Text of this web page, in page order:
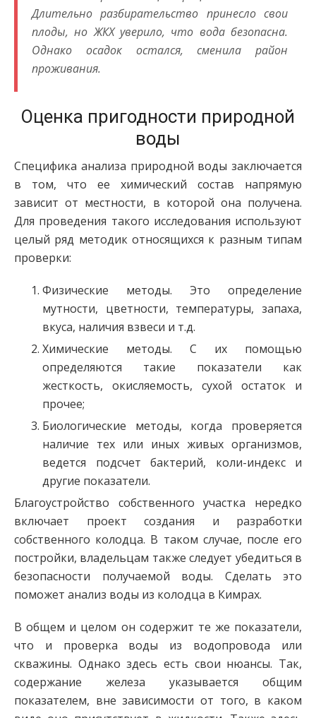
Длительно разбирательство принесло свои
плоды, но ЖКХ уверило, что вода безопасна.
Однако осадок остался, сменила район
проживания.
Оценка пригодности природной
воды
Специфика анализа природной воды заключается
в том, что ее химический состав напрямую
зависит от местности, в которой она получена.
Для проведения такого исследования используют
целый ряд методик относящихся к разным типам
проверки:
Физические методы. Это определение
мутности, цветности, температуры, запаха,
вкуса, наличия взвеси и т.д.
Химические методы. С их помощью
определяются такие показатели как
жесткость, окисляемость, сухой остаток и
прочее;
Биологические методы, когда проверяется
наличие тех или иных живых организмов,
ведется подсчет бактерий, коли-индекс и
другие показатели.
Благоустройство собственного участка нередко
включает проект создания и разработки
собственного колодца. В таком случае, после его
постройки, владельцам также следует убедиться в
безопасности получаемой воды. Сделать это
поможет анализ воды из колодца в Кимрах.
В общем и целом он содержит те же показатели,
что и проверка воды из водопровода или
скважины. Однако здесь есть свои нюансы. Так,
содержание железа указывается общим
показателем, вне зависимости от того, в каком